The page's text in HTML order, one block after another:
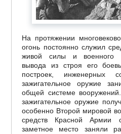
На протяжении
огонь постоянно служил
живой силы и военного
вывода из строя его
построек, инженерных
зажигательное оружие
общей системе
зажигательное оружие
особенно Второй мировой
средств Красной
заметное место заняли